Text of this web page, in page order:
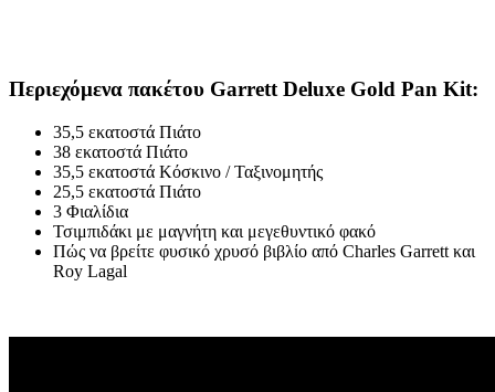
Περιεχόμενα πακέτου Garrett Deluxe Gold Pan Kit:
35,5 εκατοστά Πιάτο
38 εκατοστά Πιάτο
35,5 εκατοστά Κόσκινο / Ταξινομητής
25,5 εκατοστά Πιάτο
3 Φιαλίδια
Τσιμπιδάκι με μαγνήτη και μεγεθυντικό φακό
Πώς να βρείτε φυσικό χρυσό βιβλίο από Charles Garrett και
Roy Lagal